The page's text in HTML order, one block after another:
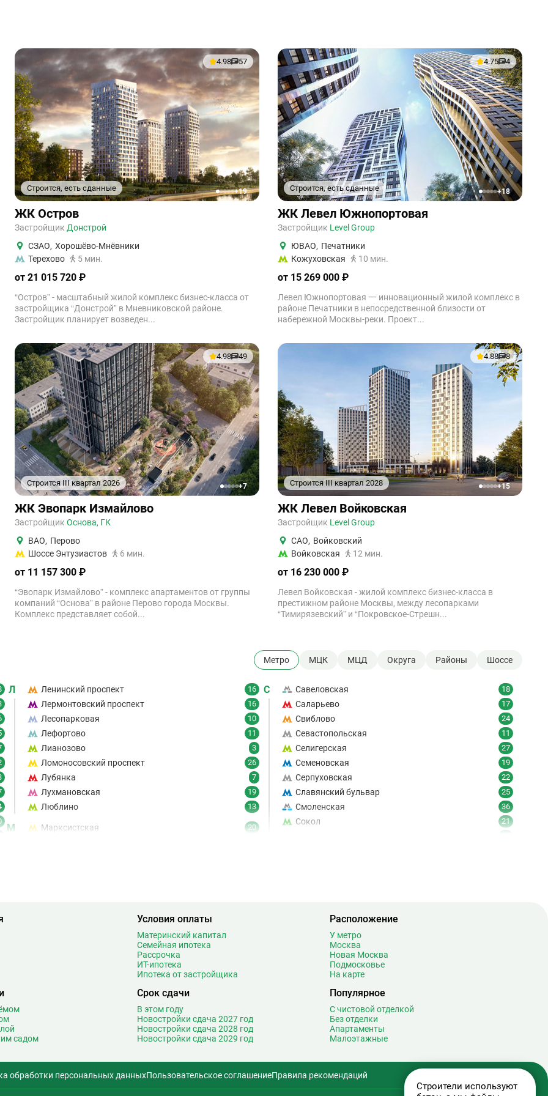
Строится, есть сданные
4.98 57
12345+19
ЖК Остров
Застройщик Донстрой
СЗАО, Хорошёво-Мнёвники
Терехово
5 мин.
от 21 015 720 ₽
“Остров” - масштабный жилой комплекс бизнес-класса от
застройщика “Донстрой” в Мневниковской районе.
Застройщик планирует возведен...
Строится, есть сданные
4.75 4
12345+18
ЖК Левел Южнопортовая
Застройщик Level Group
ЮВАО, Печатники
Кожуховская
10 мин.
от 15 269 000 ₽
Левел Южнопортовая 一 инновационный жилой комплекс в
районе Печатники в непосредственной близости от
набережной Москвы-реки. Проект...
Строится III квартал 2026
4.98 49
12345+7
ЖК Эвопарк Измайлово
Застройщик Основа, ГК
ВАО, Перово
Шоссе Энтузиастов
6 мин.
от 11 157 300 ₽
“Эвопарк Измайлово” - комплекс апартаментов от группы
компаний “Основа” в районе Перово города Москвы.
Комплекс представляет собой...
Строится III квартал 2028
4.88 8
12345+15
ЖК Левел Войковская
Застройщик Level Group
САО, Войковский
Войковская
12 мин.
от 16 230 000 ₽
Левел Войковская - жилой комплекс бизнес-класса в
престижном районе Москвы, между лесопарками
“Тимирязевский” и “Покровское-Стрешн...
Метро МЦК МЦД Округа Районы Шоссе
Л Ленинский проспект 16
Лермонтовский проспект 16
Лесопарковая 10
Лефортово 11
Лианозово 3
Ломоносовский проспект 26
Лубянка 7
Лухмановская 19
Люблино 13
М Марксистская 20
Н 19
3
Нахимовский проспект
С Савеловская 18
Саларьево 17
Свиблово 24
Севастопольская 11
Селигерская 27
Семеновская 19
Серпуховская 22
Славянский бульвар 25
Смоленская 36
Сокол 21
Строгино
Студенческая
Суворовская
Сухаревская
Тверская
Театральная
Телецентр 6
Терехово
Технопарк 14
садом
Условия оплаты
Материнский капитал
Семейная ипотека
Рассрочка
ИТ-ипотека
Ипотека от застройщика
Срок сдачи
В этом году
Новостройки сдача 2027 год
Новостройки сдача 2028 год
Новостройки сдача 2029 год
Расположение
У метро
Москва
Новая Москва
Подмосковье
На карте
Популярное
С чистовой отделкой
Без отделки
Апартаменты
Малоэтажные
обработки персональных данныхПользовательское соглашениеПравила рекомендаций
Строители используют